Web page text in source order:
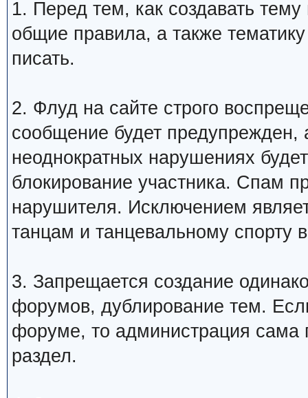
1. Перед тем, как создавать
общие правила, а также
писать.
2. Флуд на сайте строго
сообщение будет
неоднократных нарушениях
блокирование участника. Спам
нарушителя. Исключением
танцам и танцевальному спорту
3. Запрещается создание
форумов, дублирование тем.
форуме, то администрация сама
раздел.